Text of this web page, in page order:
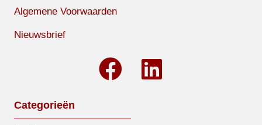
Algemene Voorwaarden
Nieuwsbrief
Categorieën